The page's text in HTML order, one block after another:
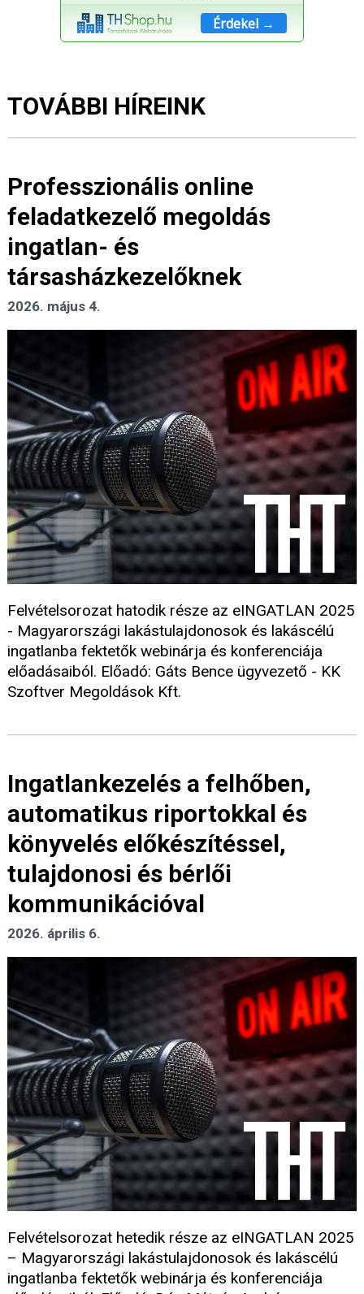
Érdekel →
TOVÁBBI HÍREINK
Professzionális online
feladatkezelő megoldás
ingatlan- és
társasházkezelőknek
2026. május 4.
Felvételsorozat hatodik része az eINGATLAN 2025
- Magyarországi lakástulajdonosok és lakáscélú
ingatlanba fektetők webinárja és konferenciája
előadásaiból. Előadó: Gáts Bence ügyvezető - KK
Szoftver Megoldások Kft.
Ingatlankezelés a felhőben,
automatikus riportokkal és
könyvelés előkészítéssel,
tulajdonosi és bérlői
kommunikációval
2026. április 6.
Felvételsorozat hetedik része az eINGATLAN 2025
– Magyarországi lakástulajdonosok és lakáscélú
ingatlanba fektetők webinárja és konferenciája